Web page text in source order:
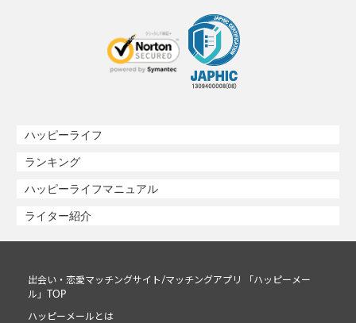
ハッピーライフ
ランキング
ハッピーライフマニュアル
ライター紹介
出会い・恋愛マッチングサイト/マッチングアプリ 「ハッピーメー
ル」TOP
ハッピーメールとは